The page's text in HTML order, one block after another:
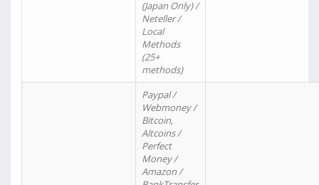
(Japan Only) /
Neteller /
Local
Methods
(25+
methods)
Paypal /
Webmoney /
Bitcoin,
Altcoins /
Perfect
Money /
Amazon /